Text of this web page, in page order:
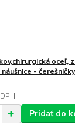
oceľ,
- čerešničky
Pridať do